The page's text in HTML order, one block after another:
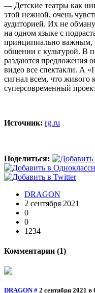
— Детские театры как
этой нежной, очень
аудиторией. Их не
на одном языке с
принципиально
общении с культурой. В
раздаются предложения
видео все спектакли. А
сигнал всем, что живого
суперсовременный
Источник: rg.ru
Поделиться:
DRAGON
2 сентября 2021
0
0
1234
Комментарии (1)
DRAGON # 2 сентября 2021 в